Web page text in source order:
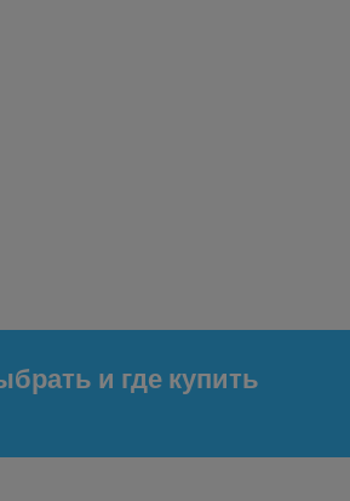
и где купить